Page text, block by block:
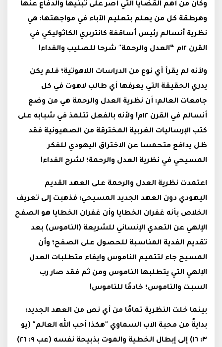
وكان من أهم القضايا التي أصر على تبنيها والدفاع عنها
وهرطقة كل من يعلم بتعليم الآباء في مواجهتها: هي
نظرية أنسالم رئيس أساقفة كانتربري الكاثوليكي في
القرن ١٢م “العدل والرحمة" شرحا للصليب والفداء!
ولأنه لم يقرأ أي نوع من الدراسات اللاهوتية؛ فلم يكن
يدري الحقيقة التي يعرفها أي طالب لاهوت في كل
جامعات العالم: أن نظرية العدل والرحمة هي من وضع
أنسالم في القرن ١٢م! ولأنه بالفعل تتلمذ في شبابه على
كتب الإرساليات الغربية المخترقة من الصهيونية فقد
ظل يدافع متحمسا عن الاختراق اليهودي للفكر
المسيحي في نظرية العدل والرحمة؛ لشرح الفداء!
اعتمدت نظرية العدل والرحمة على العهد القديم
اليهودي دون العهد الجديد المسيحي: فذهبت إلى تعريف
الخلاص بأنه غفران الخطايا وأن غفران الخطايا هو الصفح
الإلهي عن التعدي الإنساني للشريعة (الناموس) بعد
تقديم الفدية المناسبة للحصول على الصفح؛ وأن
المسيح جاء لتتميم الناموس وإيفاء متطلبات العدل
الإلهي التي يتطلبها الناموس ومن ثم فقد صار رب
السبت والناموس؛ خادمًا للناموس!
بينما خلت النظرية تمامًا من أي نص من العهد الجديد:
بدايةً من محبة الآب السماوي "هكذا أحب الله العالم" (يو
٣: ١٦) إلى إبطال الخطية والموت بذبيحة نفسه (عب ٩: ٢٦)